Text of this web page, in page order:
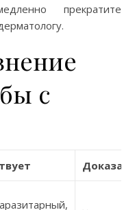
прекратите
с